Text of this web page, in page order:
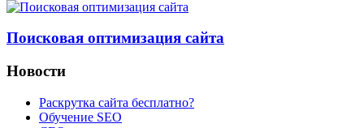
Поисковая оптимизация сайта
Новости
Раскрутка сайта бесплатно?
Обучение SEO